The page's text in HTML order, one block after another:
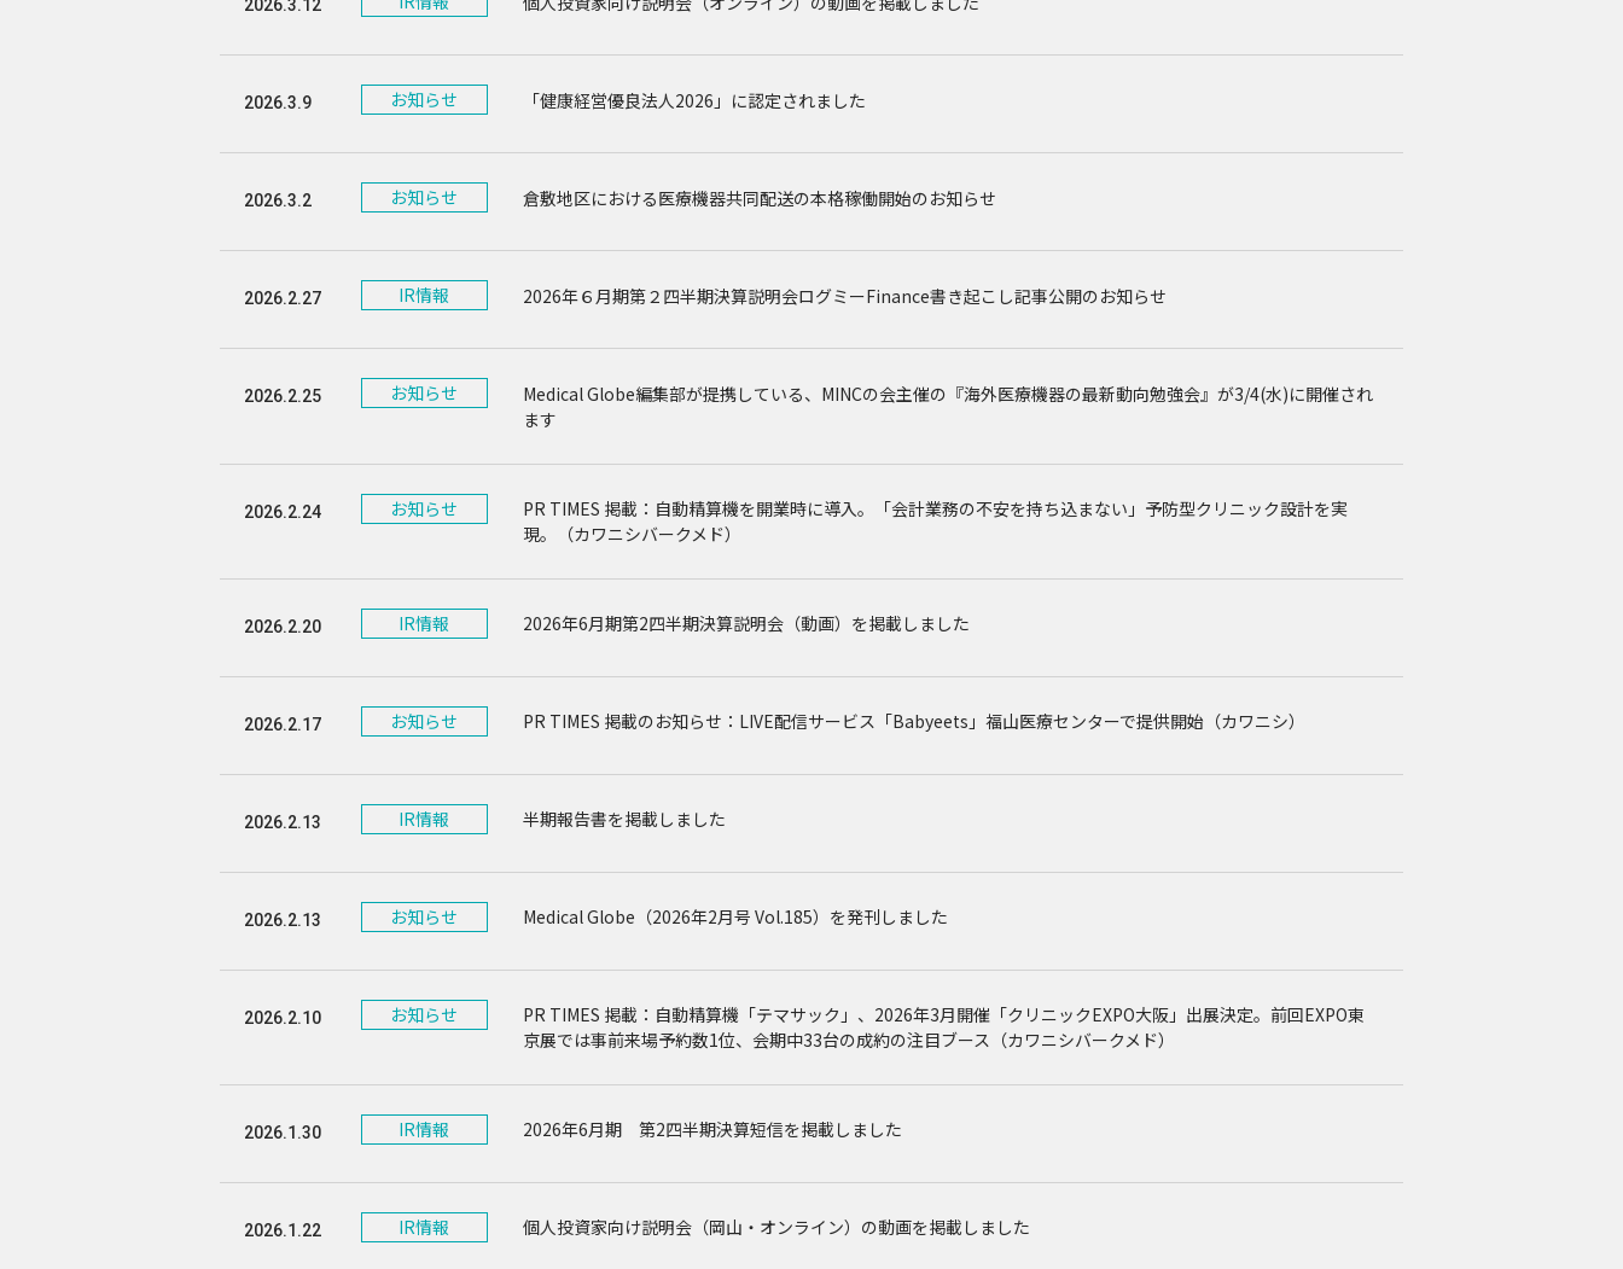
2026.3.12
2026.3.9 お知らせ 「健康経営優良法人2026」に認定されました
2026.3.2 お知らせ 倉敷地区における医療機器共同配送の本格稼働開始のお知らせ
2026.2.27 IR情報 2026年６月期第２四半期決算説明会ログミーFinance書き起こし記事公開のお知らせ
2026.2.25 お知らせ
Medical Globe編集部が提携している、MINCの会主催の『海外医療機器の最新動向勉強会』が3/4(水)に開催され
ます
2026.2.24 お知らせ
PR TIMES 掲載：自動精算機を開業時に導入。「会計業務の不安を持ち込まない」予防型クリニック設計を実
現。（カワニシバークメド）
2026.2.20 IR情報 2026年6月期第2四半期決算説明会（動画）を掲載しました
2026.2.17 お知らせ PR TIMES 掲載のお知らせ：LIVE配信サービス「Babyeets」福山医療センターで提供開始（カワニシ）
2026.2.13 IR情報 半期報告書を掲載しました
2026.2.13 お知らせ Medical Globe（2026年2月号 Vol.185）を発刊しました
2026.2.10 お知らせ
PR TIMES 掲載：自動精算機「テマサック」、2026年3月開催「クリニックEXPO大阪」出展決定。前回EXPO東
京展では事前来場予約数1位、会期中33台の成約の注目ブース（カワニシバークメド）
2026.1.30 IR情報 2026年6月期 第2四半期決算短信を掲載しました
2026.1.22 IR情報 個人投資家向け説明会（岡山・オンライン）の動画を掲載しました